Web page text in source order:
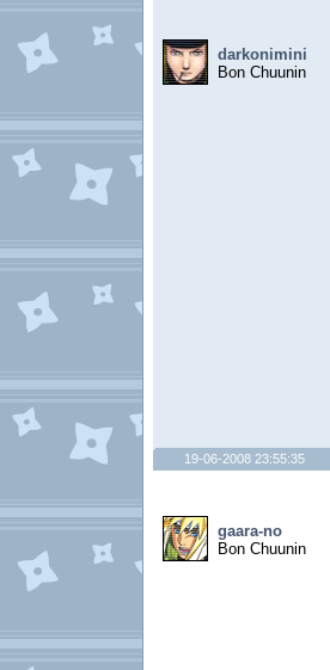
darkonimini
Bon Chuunin
19-06-2008 23:55:35
gaara-no
Bon Chuunin